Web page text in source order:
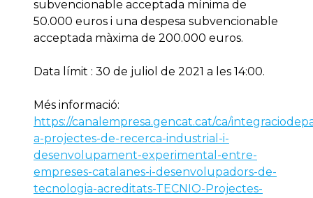
subvencionable acceptada mínima de
50.000 euros i una despesa subvencionable
acceptada màxima de 200.000 euros.
Data límit : 30 de juliol de 2021 a les 14:00.
Més informació:
https://canalempresa.gencat.cat/ca/
a-projectes-de-recerca-industrial-i-
desenvolupament-experimental-entre-
empreses-catalanes-i-desenvolupadors-de-
tecnologia-acreditats-TECNIO-Projectes-